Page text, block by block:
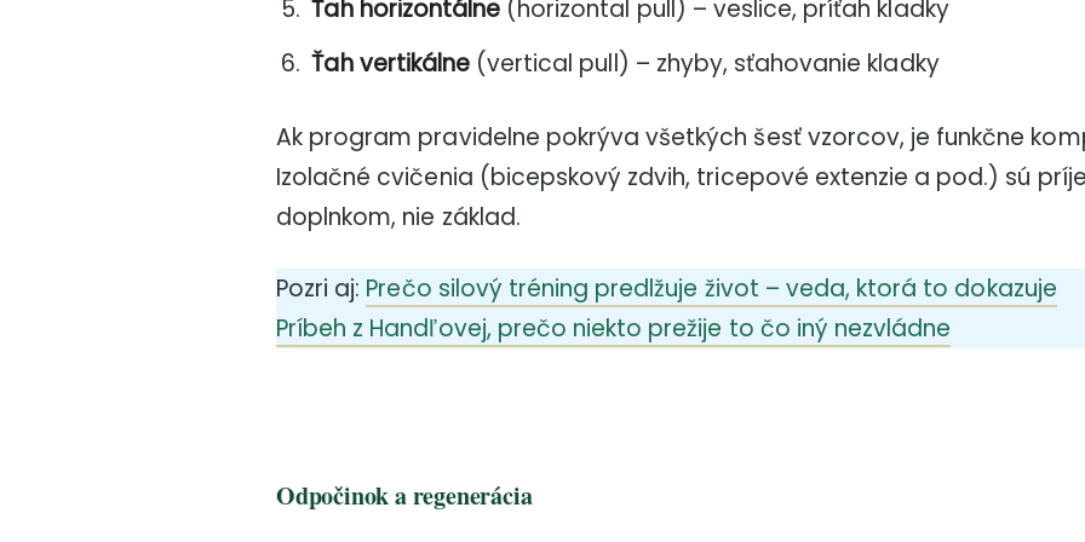
Ťah horizontálne (horizontal pull) – veslice, príťah kladky
Ťah vertikálne(vertical pull) – zhyby, sťahovanie kladky
Ak program pravidelne pokrýva všetkých šesť vzorcov, je funkčne
Izolačné cvičenia (bicepskový zdvih, tricepové extenzie a pod.) sú
doplnkom, nie základ.
Pozri aj: Prečo silový tréning predlžuje život – veda, ktorá to dokazuje
Príbeh z Handľovej, prečo niekto prežije to čo iný nezvládne
Odpočinok a regenerácia